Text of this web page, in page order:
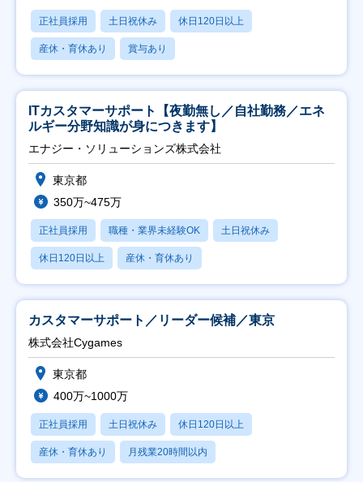
正社員採用 土日祝休み 休日120日以上
産休・育休あり 賞与あり
ITカスタマーサポート【夜勤無し／自社勤務／エネ
ルギー分野知識が身につきます】
エナジー・ソリューションズ株式会社
東京都
350万~475万
正社員採用 職種・業界未経験OK 土日祝休み
休日120日以上 産休・育休あり
カスタマーサポート／リーダー候補／東京
株式会社Cygames
東京都
400万~1000万
正社員採用 土日祝休み 休日120日以上
産休・育休あり 月残業20時間以内